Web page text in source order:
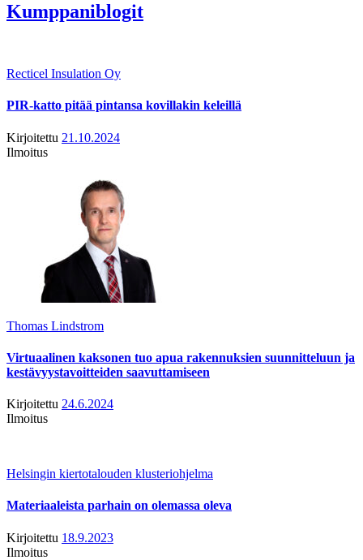
Kumppaniblogit
Recticel Insulation Oy
PIR-katto pitää pintansa kovillakin keleillä
Kirjoitettu 21.10.2024
Ilmoitus
Thomas Lindstrom
Virtuaalinen kaksonen tuo apua rakennuksien suunnitteluun ja
kestävyystavoitteiden saavuttamiseen
Kirjoitettu 24.6.2024
Ilmoitus
Helsingin kiertotalouden klusteriohjelma
Materiaaleista parhain on olemassa oleva
Kirjoitettu 18.9.2023
Ilmoitus